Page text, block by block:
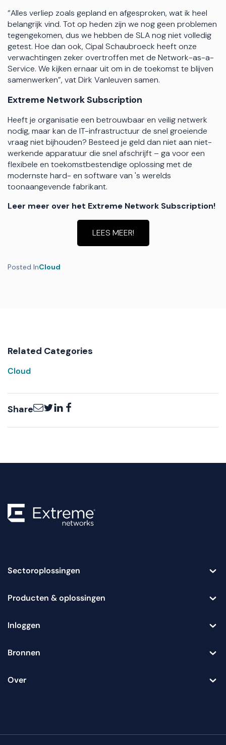
“Alles verliep zoals gepland en afgesproken, wat ik heel
belangrijk vind. Tot op heden zijn we nog geen problemen
tegengekomen, dus we hebben de SLA nog niet volledig
getest. Hoe dan ook, Cipal Schaubroeck heeft onze
verwachtingen zeker overtroffen met de Network-as-a-
Service. We kijken ernaar uit om in de toekomst te blijven
samenwerken”, vat Dirk Vanleuven samen.
Extreme Network Subscription
Heeft je organisatie een betrouwbaar en veilig netwerk
nodig, maar kan de IT-infrastructuur de snel groeiende
vraag niet bijhouden? Besteed je geld dan niet aan niet-
werkende apparatuur die snel afschrijft – ga voor een
flexibele en toekomstbestendige oplossing met de
modernste hard- en software van 's werelds
toonaangevende fabrikant.
Leer meer over het Extreme Network Subscription!
LEES MEER!
Posted InCloud
Related Categories
Cloud
ShareEmailTwitter
LinkedInFacebook
Toggle
Sectoroplossingen
Toggle
Producten & oplossingen
Toggle
Inloggen
Toggle
Bronnen
Toggle
Over